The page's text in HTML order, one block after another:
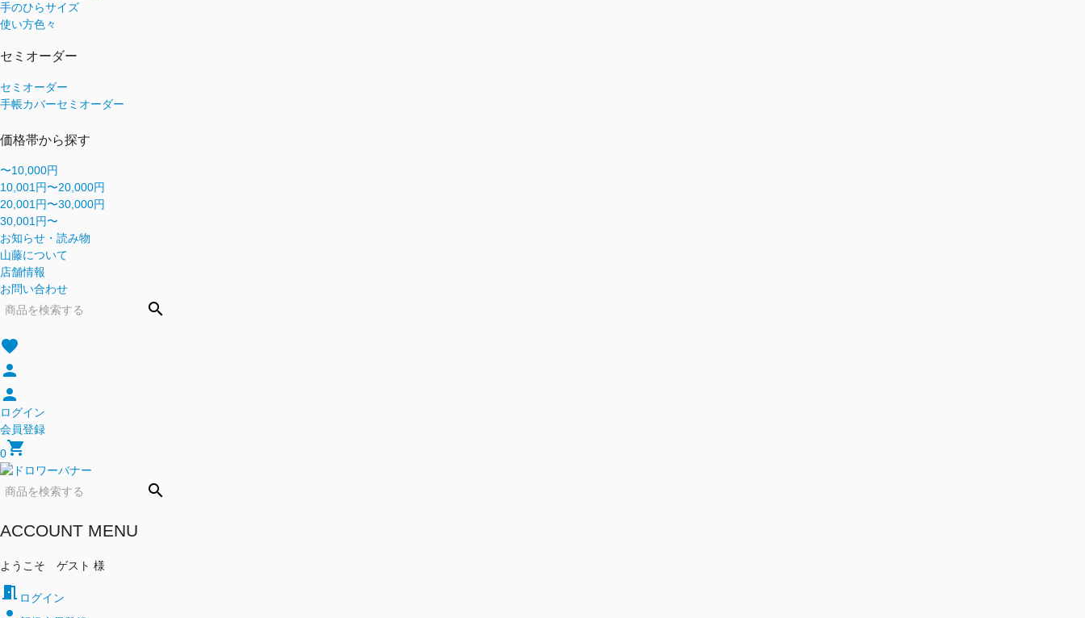
手のひらサイズ
使い方色々
セミオーダー
セミオーダー
手帳カバーセミオーダー
価格帯から探す
〜10,000円
10,001円〜20,000円
20,001円〜30,000円
30,001円〜
お知らせ・読み物
山藤について
店舗情報
お問い合わせ
search
favorite
person
person
ログイン
会員登録
0shopping_cart
search
ACCOUNT MENU
ようこそ ゲスト 様
meeting_room ログイン